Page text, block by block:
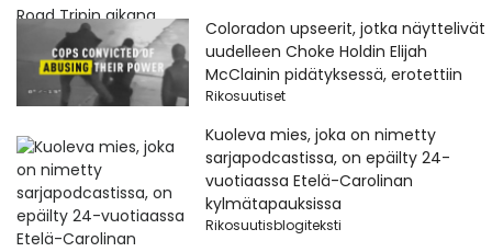
Coloradon upseerit, jotka näyttelivät
uudelleen Choke Holdin Elijah
McClainin pidätyksessä, erotettiin
Rikosuutiset
Kuoleva mies, joka on nimetty
sarjapodcastissa, on epäilty 24-
vuotiaassa Etelä-Carolinan
kylmätapauksissa
Rikosuutisblogiteksti